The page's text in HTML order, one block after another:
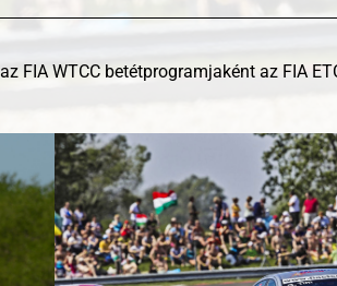
FIA WTCC betétprogramjaként az FIA